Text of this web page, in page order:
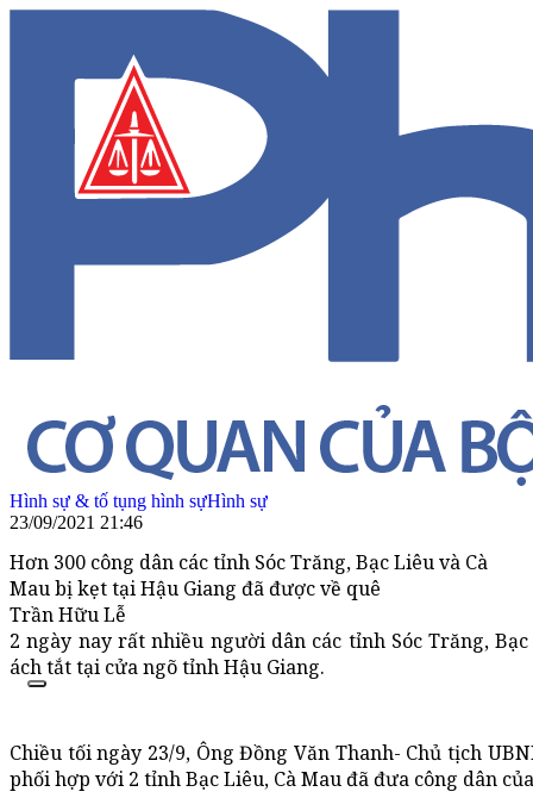
Hình sự & tố tụng hình sựHình sự
23/09/2021 21:46
Hơn 300 công dân các tỉnh Sóc Trăng, Bạc Liêu và Cà
Mau bị kẹt tại Hậu Giang đã được về quê
Trần Hữu Lễ
2 ngày nay rất nhiều người dân các tỉnh Sóc Trăng,
ách tắt tại cửa ngõ tỉnh Hậu Giang.
Chiều tối ngày 23/9, Ông Đồng Văn Thanh- Chủ tịch
phối hợp với 2 tỉnh Bạc Liêu, Cà Mau đã đưa công dân